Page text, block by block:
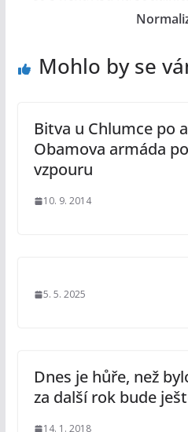
Mohlo by se
Bitva u Chlumce po
Obamova armáda
vzpouru
10. 9. 2014
5. 5. 2025
Dnes je hůře, než
za další rok bude
14. 1. 2018